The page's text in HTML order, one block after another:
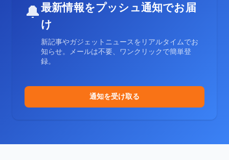
🔔最新情報をプッシュ通知でお届
け
新記事やガジェットニュースをリアルタイムでお
知らせ。メールは不要、ワンクリックで簡単登
録。
通知を受け取る